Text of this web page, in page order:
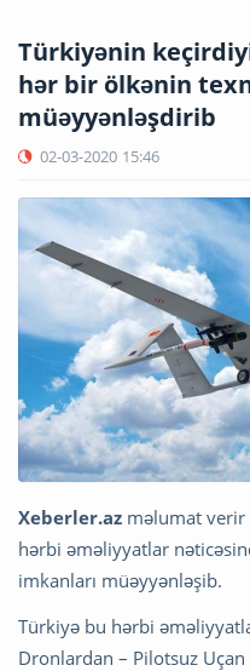
Türkiyənin
hər bir ölkənin
müəyyənləşdirib
02-03-2020 15:46
Xeberler.az məlumat verir
hərbi əməliyyatlar
imkanları müəyyənləşib.
Türkiyə bu hərbi
Dronlardan – Pilotsuz